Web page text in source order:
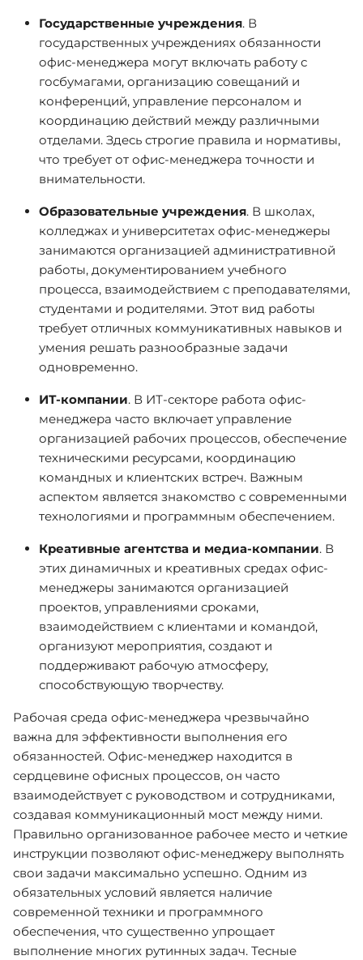
Государственные учреждения. В
государственных учреждениях обязанности
офис-менеджера могут включать работу с
госбумагами, организацию совещаний и
конференций, управление персоналом и
координацию действий между различными
отделами. Здесь строгие правила и нормативы,
что требует от офис-менеджера точности и
внимательности.
Образовательные учреждения. В школах,
колледжах и университетах офис-менеджеры
занимаются организацией административной
работы, документированием учебного
процесса, взаимодействием с преподавателями,
студентами и родителями. Этот вид работы
требует отличных коммуникативных навыков и
умения решать разнообразные задачи
одновременно.
ИТ-компании. В ИТ-секторе работа офис-
менеджера часто включает управление
организацией рабочих процессов, обеспечение
техническими ресурсами, координацию
командных и клиентских встреч. Важным
аспектом является знакомство с современными
технологиями и программным обеспечением.
Креативные агентства и медиа-компании. В
этих динамичных и креативных средах офис-
менеджеры занимаются организацией
проектов, управлениями сроками,
взаимодействием с клиентами и командой,
организуют мероприятия, создают и
поддерживают рабочую атмосферу,
способствующую творчеству.
Рабочая среда офис-менеджера чрезвычайно
важна для эффективности выполнения его
обязанностей. Офис-менеджер находится в
сердцевине офисных процессов, он часто
взаимодействует с руководством и сотрудниками,
создавая коммуникационный мост между ними.
Правильно организованное рабочее место и четкие
инструкции позволяют офис-менеджеру выполнять
свои задачи максимально успешно. Одним из
обязательных условий является наличие
современной техники и программного
обеспечения, что существенно упрощает
выполнение многих рутинных задач. Тесные